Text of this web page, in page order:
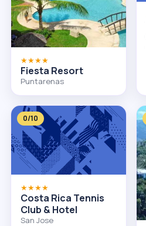
★★★★
Fiesta Resort
Puntarenas
0/10
★★★★
Costa Rica Tennis
Club & Hotel
San Jose